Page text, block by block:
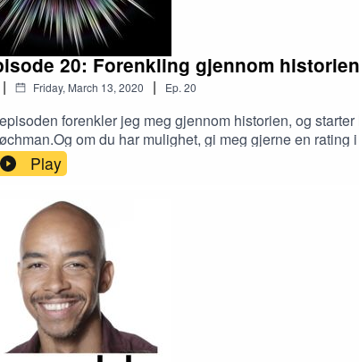
20: Forenkling gjennom
| Friday, March 13, 2020 | Ep. 20
forenkler jeg meg gjennom historien, og
om du har mulighet, gi meg gjerne en
av hocus focus.
Play